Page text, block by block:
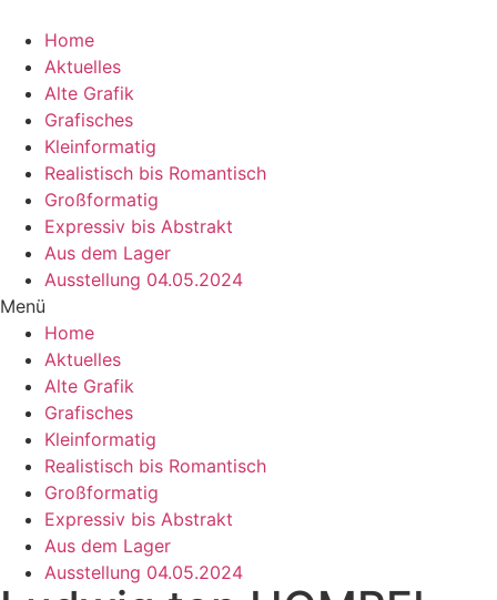
Inhalt
wechseln
Home
Aktuelles
Alte Grafik
Grafisches
Kleinformatig
Realistisch bis Romantisch
Großformatig
Expressiv bis Abstrakt
Aus dem Lager
Ausstellung 04.05.2024
Menü
Home
Aktuelles
Alte Grafik
Grafisches
Kleinformatig
Realistisch bis Romantisch
Großformatig
Expressiv bis Abstrakt
Aus dem Lager
Ausstellung 04.05.2024